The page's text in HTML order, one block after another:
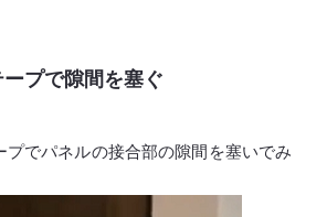
プで隙間を塞ぐ
プでパネルの接合部の隙間を塞いでみ